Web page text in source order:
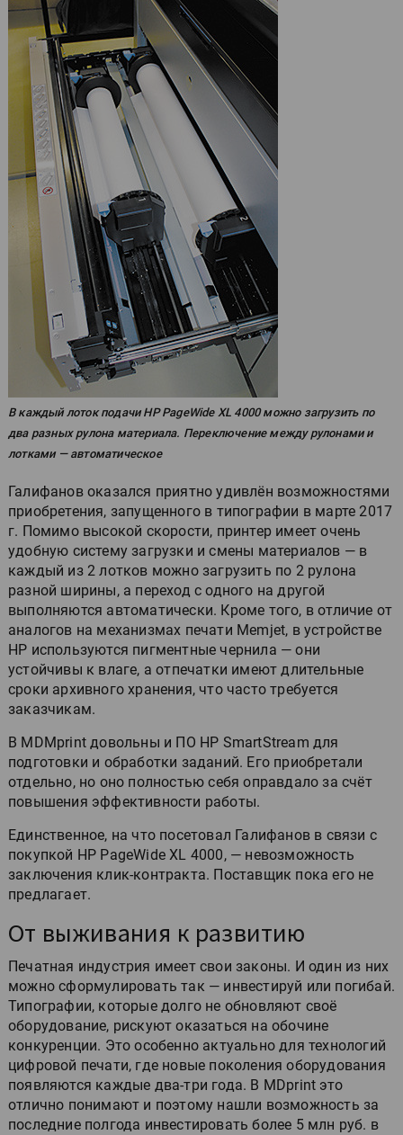
В каждый лоток подачи HP PageWide XL 4000 можно загрузить по
два разных рулона материала. Переключение между рулонами и
лотками — автоматическое
Галифанов оказался приятно удивлён возможностями
приобретения, запущенного в типографии в марте 2017
г. Помимо высокой скорости, принтер имеет очень
удобную систему загрузки и смены материалов — в
каждый из 2 лотков можно загрузить по 2 рулона
разной ширины, а переход с одного на другой
выполняются автоматически. Кроме того, в отличие от
аналогов на механизмах печати Memjet, в устройстве
HP используются пигментные чернила — они
устойчивы к влаге, а отпечатки имеют длительные
сроки архивного хранения, что часто требуется
заказчикам.
В MDMprint довольны и ПО HP SmartStream для
подготовки и обработки заданий. Его приобретали
отдельно, но оно полностью себя оправдало за счёт
повышения эффективности работы.
Единственное, на что посетовал Галифанов в связи с
покупкой HP PageWide XL 4000, — невозможность
заключения клик-контракта. Поставщик пока его не
предлагает.
От выживания к развитию
Печатная индустрия имеет свои законы. И один из них
можно сформулировать так — инвестируй или погибай.
Типографии, которые долго не обновляют своё
оборудование, рискуют оказаться на обочине
конкуренции. Это особенно актуально для технологий
цифровой печати, где новые поколения оборудования
появляются каждые два-три года. В MDprint это
отлично понимают и поэтому нашли возможность за
последние полгода инвестировать более 5 млн руб. в